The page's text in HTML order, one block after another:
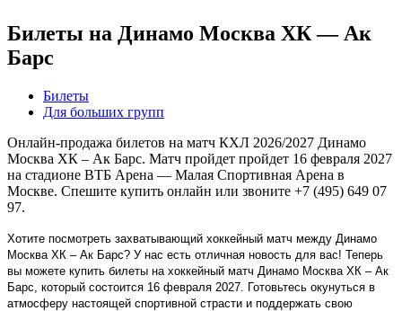
Билеты на Динамо Москва ХК — Ак
Барс
Билеты
Для больших групп
Онлайн-продажа билетов на матч КХЛ 2026/2027 Динамо
Москва ХК – Ак Барс. Матч пройдет пройдет 16 февраля 2027
на стадионе ВТБ Арена — Малая Спортивная Арена в
Москве. Спешите купить онлайн или звоните +7 (495) 649 07
97.
Хотите посмотреть захватывающий хоккейный матч между Динамо
Москва ХК – Ак Барс? У нас есть отличная новость для вас! Теперь
вы можете купить билеты на хоккейный матч Динамо Москва ХК – Ак
Барс, который состоится 16 февраля 2027. Готовьтесь окунуться в
атмосферу настоящей спортивной страсти и поддержать свою